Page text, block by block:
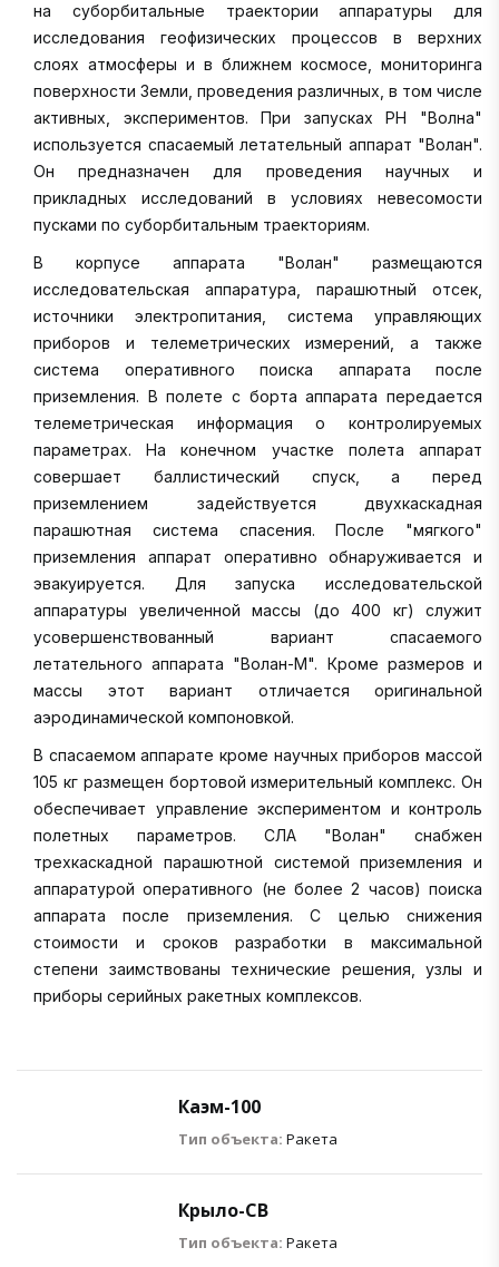
на суборбитальные траектории аппаратуры для
исследования геофизических процессов в верхних
слоях атмосферы и в ближнем космосе, мониторинга
поверхности Земли, проведения различных, в том числе
активных, экспериментов. При запусках РН "Волна"
используется спасаемый летательный аппарат "Волан".
Он предназначен для проведения научных и
прикладных исследований в условиях невесомости
пусками по суборбитальным траекториям.
В корпусе аппарата "Волан" размещаются
исследовательская аппаратура, парашютный отсек,
источники электропитания, система управляющих
приборов и телеметрических измерений, а также
система оперативного поиска аппарата после
приземления. В полете с борта аппарата передается
телеметрическая информация о контролируемых
параметрах. На конечном участке полета аппарат
совершает баллистический спуск, а перед
приземлением задействуется двухкаскадная
парашютная система спасения. После "мягкого"
приземления аппарат оперативно обнаруживается и
эвакуируется. Для запуска исследовательской
аппаратуры увеличенной массы (до 400 кг) служит
усовершенствованный вариант спасаемого
летательного аппарата "Волан-М". Кроме размеров и
массы этот вариант отличается оригинальной
аэродинамической компоновкой.
В спасаемом аппарате кроме научных приборов массой
105 кг размещен бортовой измерительный комплекс. Он
обеспечивает управление экспериментом и контроль
полетных параметров. СЛА "Волан" снабжен
трехкаскадной парашютной системой приземления и
аппаратурой оперативного (не более 2 часов) поиска
аппарата после приземления. С целью снижения
стоимости и сроков разработки в максимальной
степени заимствованы технические решения, узлы и
приборы серийных ракетных комплексов.
Каэм-100
Тип объекта: Ракета
Крыло-СВ
Тип объекта: Ракета